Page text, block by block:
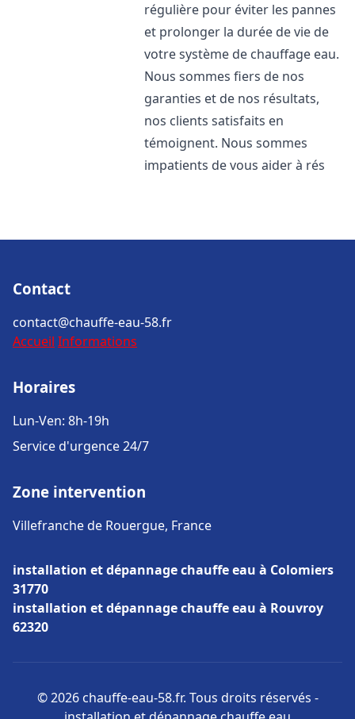
régulière pour éviter les pannes
et prolonger la durée de vie de
votre système de chauffage eau.
Nous sommes fiers de nos
garanties et de nos résultats,
nos clients satisfaits en
témoignent. Nous sommes
impatients de vous aider à rés
Contact
contact@chauffe-eau-58.fr
Accueil Informations
Horaires
Lun-Ven: 8h-19h
Service d'urgence 24/7
Zone intervention
Villefranche de Rouergue, France
installation et dépannage chauffe eau à Colomiers
31770
installation et dépannage chauffe eau à Rouvroy
62320
© 2026 chauffe-eau-58.fr. Tous droits réservés -